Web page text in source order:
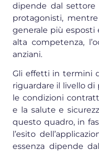
dipende dal settore
protagonisti,
generale più esposti
alta competenza,
anziani.
Gli effetti in termini
riguardare il livello di
le condizioni
e la salute e
questo quadro, in
l’esito
essenza dipende